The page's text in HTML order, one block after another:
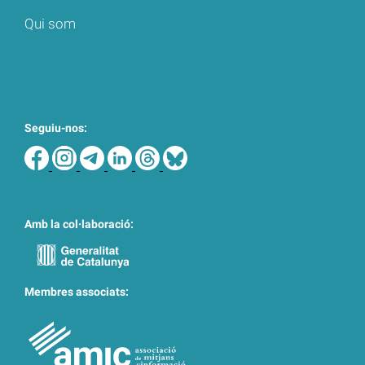
Qui som
Seguiu-nos:
Amb la col·laboració:
Membres associats: